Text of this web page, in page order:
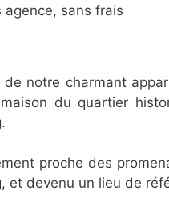
agence, sans frais
de notre charmant
du quartier
proche des
et devenu un lieu de